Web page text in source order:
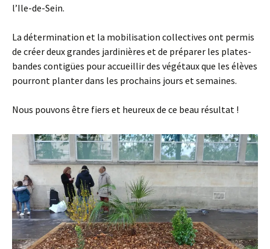
l’Ile-de-Sein.
La détermination et la mobilisation collectives ont permis
de créer deux grandes jardinières et de préparer les plates-
bandes contigües pour accueillir des végétaux que les élèves
pourront planter dans les prochains jours et semaines.
Nous pouvons être fiers et heureux de ce beau résultat !